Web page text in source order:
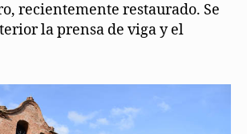
recientemente restaurado. Se
la prensa de viga y el